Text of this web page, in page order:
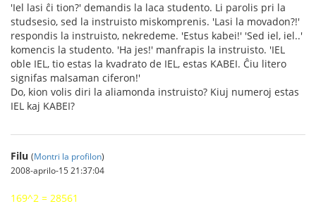
'Iel lasi ĉi tion?' demandis la laca studento. Li parolis pri la
studsesio, sed la instruisto miskomprenis. 'Lasi la movadon?!'
respondis la instruisto, nekredeme. 'Estus kabei!' 'Sed iel, iel..'
komencis la studento. 'Ha jes!' manfrapis la instruisto. 'IEL
oble IEL, tio estas la kvadrato de IEL, estas KABEI. Ĉiu litero
signifas malsaman ciferon!'
Do, kion volis diri la aliamonda instruisto? Kiuj numeroj estas
IEL kaj KABEI?
Filu (Montri la profilon)
2008-aprilo-15 21:37:04
169^2 = 28561